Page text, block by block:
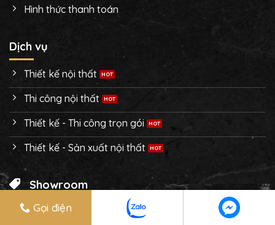
Hình thức thanh toán
Dịch vụ
Thiết kế nội thất
Thi công nội thất
Thiết kế - Thi công trọn gói
Thiết kế - Sản xuất nội thất
Showroom
1396 (số cũ 1314) Lê Đức Thọ, P.13, Q. Gò Vấp, TPHCM
Gọi điện